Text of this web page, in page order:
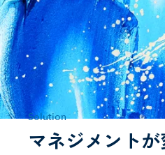
Solution
マネジメントが